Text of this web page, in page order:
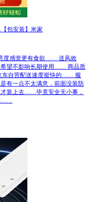
包安装】米家
度感觉更有食欲…… 送风效
望不影响长期使用…… 商品质
东自营配送速度挺快的…… 服
一点不太满意，前面没装防
装上去……毕竟安全无小事，
……